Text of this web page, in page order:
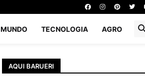
MUNDO TECNOLOGIA AGRO
AQUI BARUERI